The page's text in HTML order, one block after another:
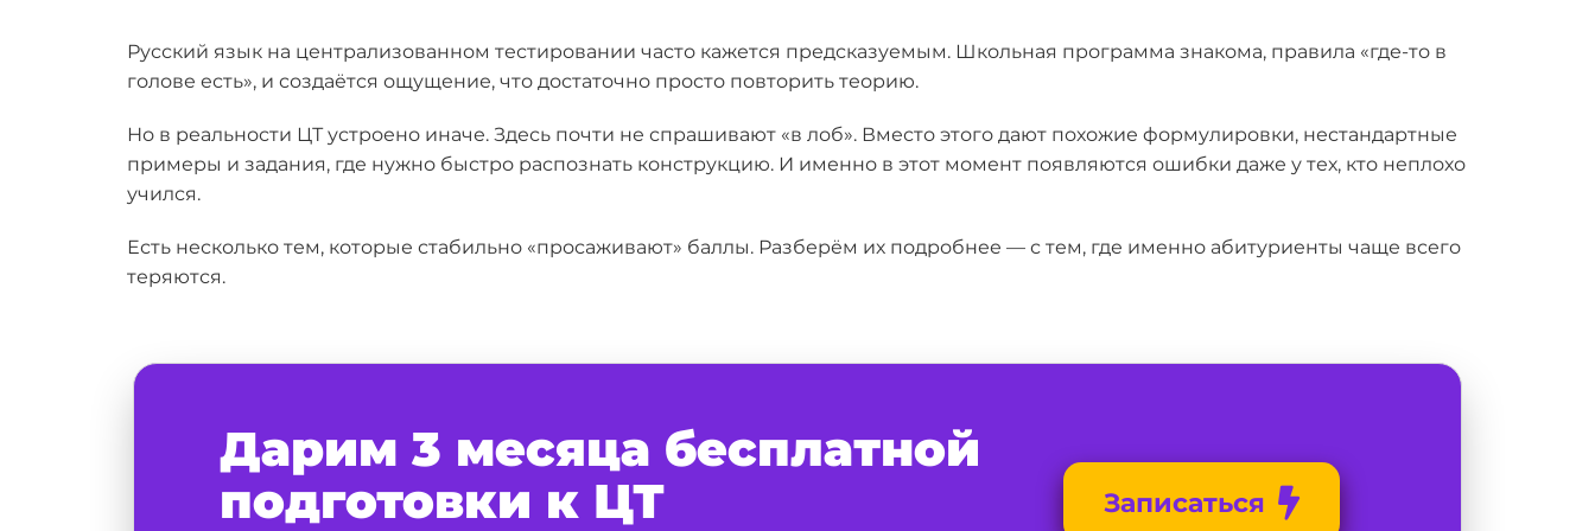
Русский язык на централизованном тестировании часто кажется предсказуемым. Школьная программа знакома, правила «где-то в
голове есть», и создаётся ощущение, что достаточно просто повторить теорию.
Но в реальности ЦТ устроено иначе. Здесь почти не спрашивают «в лоб». Вместо этого дают похожие формулировки, нестандартные
примеры и задания, где нужно быстро распознать конструкцию. И именно в этот момент появляются ошибки даже у тех, кто неплохо
учился.
Есть несколько тем, которые стабильно «просаживают» баллы. Разберём их подробнее — с тем, где именно абитуриенты чаще всего
теряются.
Дарим 3 месяца бесплатной
подготовки к ЦТ
Записаться